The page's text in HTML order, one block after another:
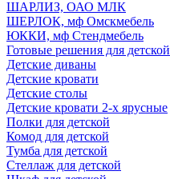
ШАРЛИЗ, ОАО МЛК
ШЕРЛОК, мф Омскмебель
ЮККИ, мф Стендмебель
Готовые решения для детской
Детские диваны
Детские кровати
Детские столы
Детские кровати 2-х ярусные
Полки для детской
Комод для детской
Тумба для детской
Стеллаж для детской